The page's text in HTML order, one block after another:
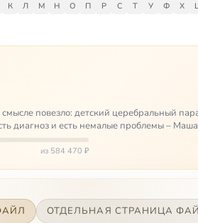
К Л М Н О П Р С Т У Ф Х
повезло: детский церебральный
диагноз и есть немалые проблемы –
из 584 470 ₽
ОТДЕЛЬНАЯ СТРАНИЦА